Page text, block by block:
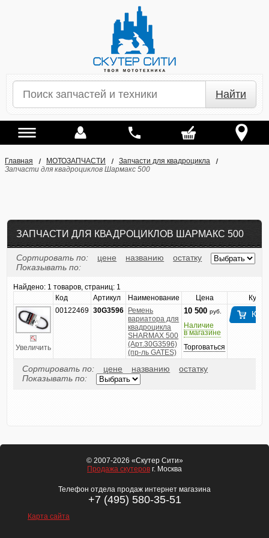
Найти
Главная МОТОЗАПЧАСТИ
Запчасти для квадроцикла
Запчасти для квадроциклов Шармакс 500
ЗАПЧАСТИ ДЛЯ КВАДРОЦИКЛОВ ШАРМАКС 500
Сортировать по: цене названию
остатку
Показывать по:
Найдено: 1 товаров, страниц: 1
Код
Артикул Наименование Цена
Увеличить
00122469 30G3596
Ремень
вариатора для
квадроцикла
SHARMAX 500
(Арт.30G3596)
(пр-ль GATES)
10 500 руб.
Наличие
в магазине
Торговаться
Сортировать по: цене названию
остатку
Показывать по:
© 2007-2026 «Скутер Сити»
Продажа скутеров г. Москва
Телефон отдела продаж интернет магазина
+7 (495) 580-35-51
Карта сайта